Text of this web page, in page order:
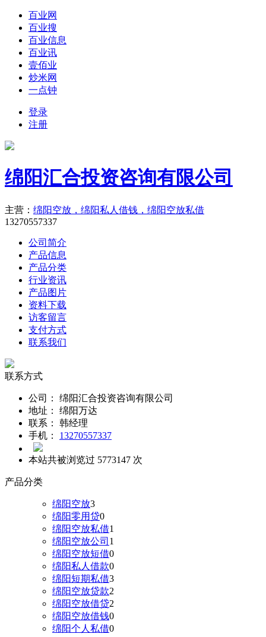
百业网
百业搜
百业信息
百业讯
壹佰业
炒米网
一点钟
登录
注册
绵阳汇合投资咨询有限公司
主营： 绵阳空放，绵阳私人借钱，绵阳空放私借
13270557337
公司简介
产品信息
产品分类
行业资讯
产品图片
资料下载
访客留言
支付方式
联系我们
联系方式
公司：
绵阳汇合投资咨询有限公司
地址：
绵阳万达
联系：
韩经理
手机：
13270557337
本站共被浏览过 5773147 次
产品分类
绵阳空放3
绵阳零用贷0
绵阳空放私借1
绵阳空放公司 1
绵阳空放短借0
绵阳私人借款0
绵阳短期私借3
绵阳空放贷款2
绵阳空放借贷2
绵阳空放借钱0
绵阳个人私借0